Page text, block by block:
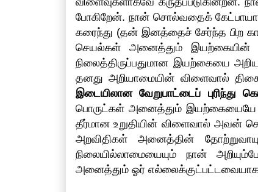
போகிறேன். நான் சொல்வதைக்
கரைந்து (தன் இனத்தைச் சேர்ந்த பிற
செயல்கள் அனைத்தும் இயற்கையின்
நிலைத்திருப்பதுமான இயற்கையை
தனது அறியாமையின் விளைவால்
இடையிலான வேறுபாட்டைப் புரிந்து
பொருட்கள் அனைத்தும்
தீர்மான உறுதியின் விளைவால் அவன்
அறவிதிகள் அனைத்தின்
நிலையில்லாமையையும் நான்
அனைத்தும் ஓர்